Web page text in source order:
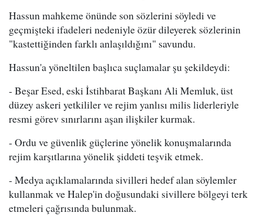
Hassun mahkeme önünde son sözlerini söyledi ve
geçmişteki ifadeleri nedeniyle özür dileyerek sözlerinin
"kastettiğinden farklı anlaşıldığını" savundu.
Hassun'a yöneltilen başlıca suçlamalar şu şekildeydi:
- Beşar Esed, eski İstihbarat Başkanı Ali Memluk, üst
düzey askeri yetkililer ve rejim yanlısı milis liderleriyle
resmi görev sınırlarını aşan ilişkiler kurmak.
- Ordu ve güvenlik güçlerine yönelik konuşmalarında
rejim karşıtlarına yönelik şiddeti teşvik etmek.
- Medya açıklamalarında sivilleri hedef alan söylemler
kullanmak ve Halep'in doğusundaki sivillere bölgeyi terk
etmeleri çağrısında bulunmak.